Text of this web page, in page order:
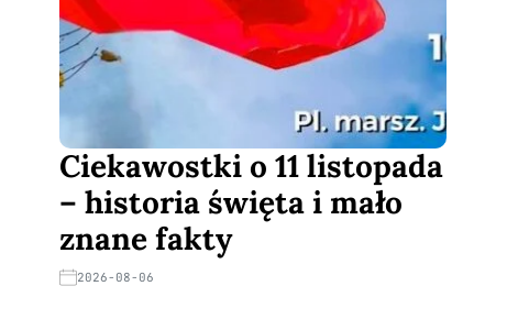
Ciekawostki o 11 listopada
– historia święta i mało
znane fakty
2026-08-06